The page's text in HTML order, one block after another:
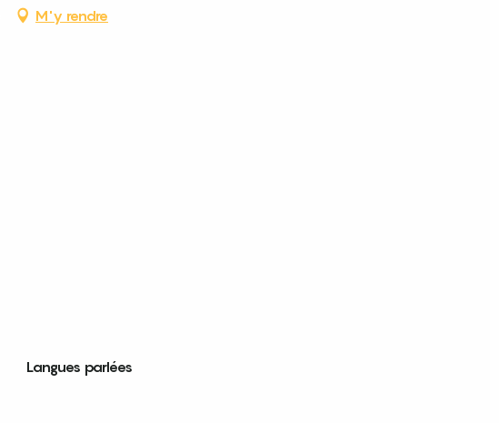
M'y rendre
Langues parlées
Langues parlées